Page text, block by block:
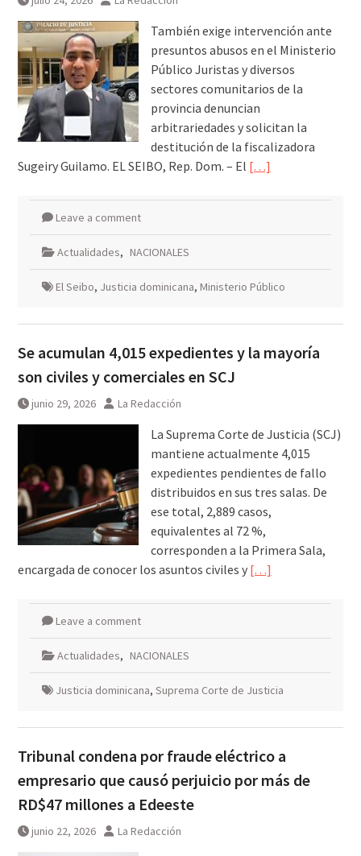
También exige intervención ante
presuntos abusos en el Ministerio
Público Juristas y diversos
sectores comunitarios de la
provincia denuncian
arbitrariedades y solicitan la
destitución de la fiscalizadora
Sugeiry Guilamo. EL SEIBO, Rep. Dom. – El […]
Leave a comment
Actualidades, NACIONALES
El Seibo, Justicia dominicana, Ministerio Público
Se acumulan 4,015 expedientes y la mayoría
son civiles y comerciales en SCJ
junio 29, 2026 La Redacción
La Suprema Corte de Justicia (SCJ)
mantiene actualmente 4,015
expedientes pendientes de fallo
distribuidos en sus tres salas. De
ese total, 2,889 casos,
equivalentes al 72 %,
corresponden a la Primera Sala,
encargada de conocer los asuntos civiles y […]
Leave a comment
Actualidades, NACIONALES
Justicia dominicana, Suprema Corte de Justicia
Tribunal condena por fraude eléctrico a
empresario que causó perjuicio por más de
RD$47 millones a Edeeste
junio 22, 2026 La Redacción